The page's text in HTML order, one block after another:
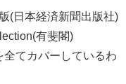
(日本経済新聞出版社)
有斐閣)
全てカバーしているわ